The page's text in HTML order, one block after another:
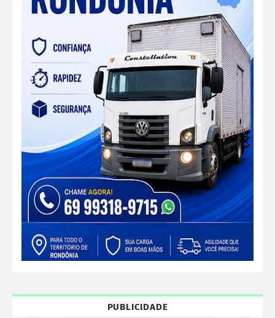
PUBLICIDADE